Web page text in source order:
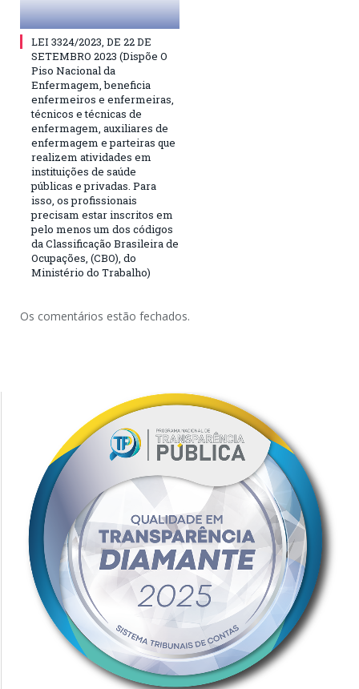
LEI 3324/2023, DE 22 DE
SETEMBRO 2023 (Dispõe O
Piso Nacional da
Enfermagem, beneficia
enfermeiros e enfermeiras,
técnicos e técnicas de
enfermagem, auxiliares de
enfermagem e parteiras que
realizem atividades em
instituições de saúde
públicas e privadas. Para
isso, os profissionais
precisam estar inscritos em
pelo menos um dos códigos
da Classificação Brasileira de
Ocupações, (CBO), do
Ministério do Trabalho)
Os comentários estão fechados.